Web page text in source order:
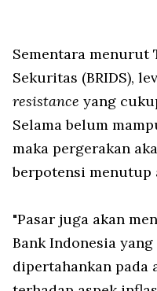
Sementara menurut
Sekuritas (BRIDS),
resistance yang
Selama belum
maka pergerakan
berpotensi menutup
"Pasar juga akan
Bank Indonesia
dipertahankan pada